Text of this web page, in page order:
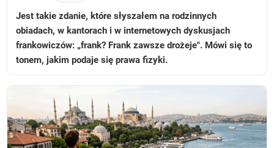
Jest takie zdanie, które słyszałem na rodzinnych
obiadach, w kantorach i w internetowych dyskusjach
frankowiczów: „frank? Frank zawsze drożeje". Mówi się to
tonem, jakim podaje się prawa fizyki.